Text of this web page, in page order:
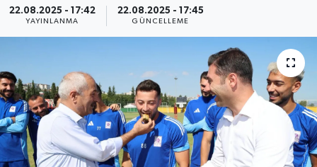
22.08.2025 - 17:42
YAYINLANMA
22.08.2025 - 17:45
GÜNCELLEME
KÜLTÜR-SANAT
Son Dakika Haberleri